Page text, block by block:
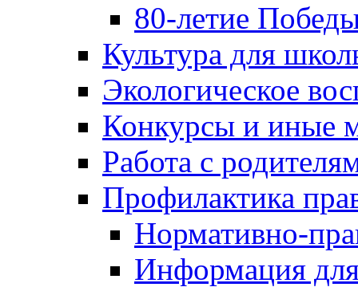
80-летие
Культура для
Экологическое
Конкурсы и иные
Работа с
Профилактика
Нормативно-
Информация для